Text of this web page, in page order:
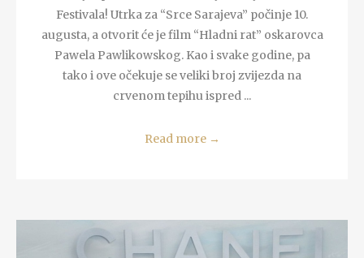
Festivala! Utrka za “Srce Sarajeva” počinje 10.
augusta, a otvorit će je film “Hladni rat” oskarovca
Pawela Pawlikowskog. Kao i svake godine, pa
tako i ove očekuje se veliki broj zvijezda na
crvenom tepihu ispred ...
Read more →